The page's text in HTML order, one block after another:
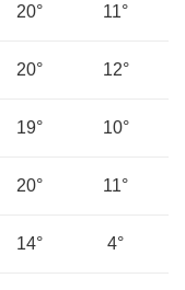
20° 11°
20° 12°
19° 10°
20° 11°
14° 4°